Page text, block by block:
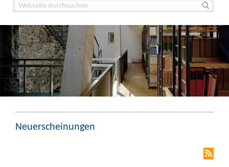
Neuerscheinungen